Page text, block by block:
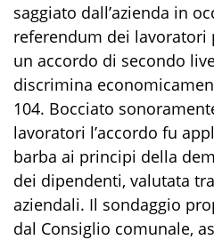
saggiato dall’azienda in
referendum dei lavoratori
un accordo di secondo
discrimina
104. Bocciato
lavoratori l’accordo fu
barba ai principi della
dei dipendenti, valutata
aziendali. Il sondaggio
dal Consiglio comunale,